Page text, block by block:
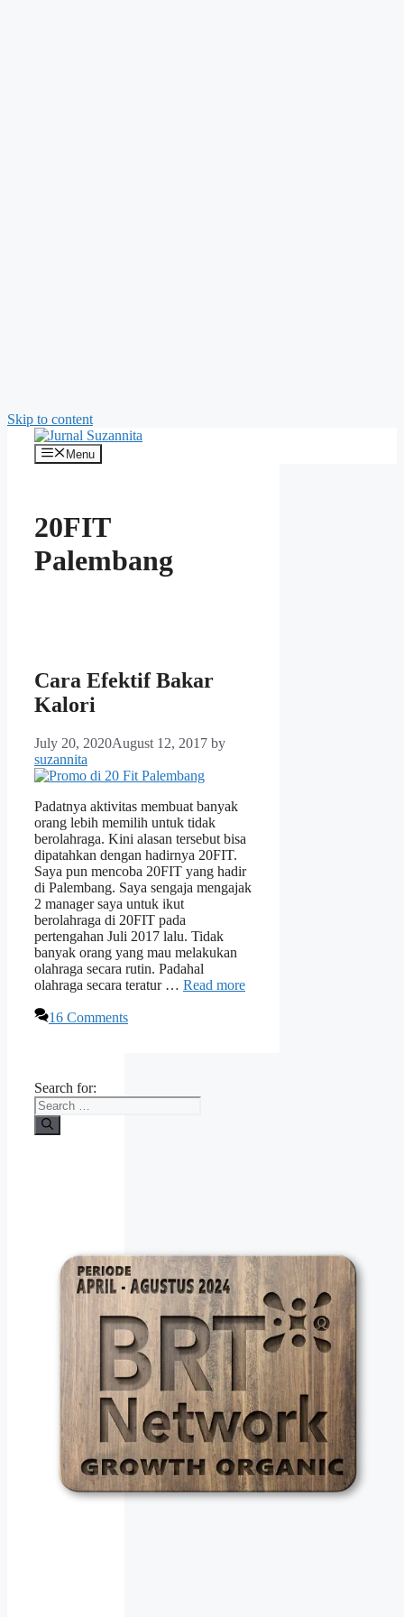
Skip to content
Menu
20FIT
Palembang
Cara Efektif Bakar
Kalori
July 20, 2020August 12, 2017 by
suzannita
Padatnya aktivitas membuat banyak
orang lebih memilih untuk tidak
berolahraga. Kini alasan tersebut bisa
dipatahkan dengan hadirnya 20FIT.
Saya pun mencoba 20FIT yang hadir
di Palembang. Saya sengaja mengajak
2 manager saya untuk ikut
berolahraga di 20FIT pada
pertengahan Juli 2017 lalu. Tidak
banyak orang yang mau melakukan
olahraga secara rutin. Padahal
olahraga secara teratur … Read more
16 Comments
Search for: